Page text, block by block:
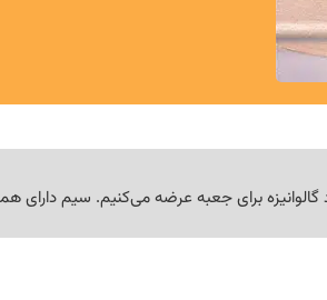
برای جعبه عرضه می‌کنیم. سیم دارای